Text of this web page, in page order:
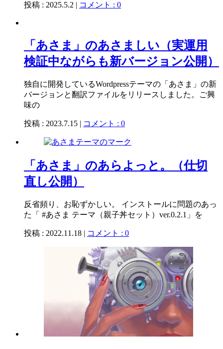
投稿 : 2025.5.2 | コメント : 0
「あさま」のあさましい（実運用
検証中ながらも新バージョン公開）
独自に開発しているWordpressテーマの「あさま」の新
バージョンと翻訳ファイルをリリースしました。ご興
味の
投稿 : 2023.7.15 | コメント : 0
「あさま」のあらよっと。（仕切
直し公開）
反省頻り、お恥ずかしい。 インストールに問題のあっ
た「 #あさま テーマ（親子丼セット）ver.0.2.1」を
投稿 : 2022.11.18 | コメント : 0